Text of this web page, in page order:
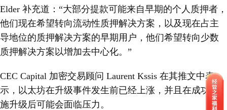
Elder 补充道：“大部分提款可能来自早期的个人质押者，
他们现在希望转向流动性质押解决方案，以及现在占主
导地位的质押解决方案的早期用户，他们希望转向少数
质押解决方案以增加去中心化。”
CEC Capital 加密交易顾问 Laurent Kssis 在其推文中表
示，以太坊在升级事件发生前已经上涨，并且在成功实
施升级后可能会面临压力。